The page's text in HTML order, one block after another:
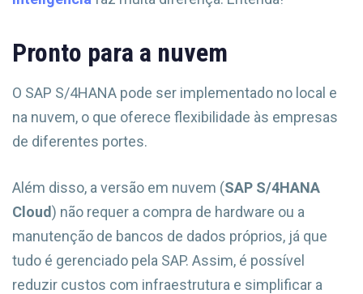
Pronto para a nuvem
O SAP S/4HANA pode ser implementado no local e
na nuvem, o que oferece flexibilidade às empresas
de diferentes portes.
Além disso, a versão em nuvem (SAP S/4HANA
Cloud) não requer a compra de hardware ou a
manutenção de bancos de dados próprios, já que
tudo é gerenciado pela SAP. Assim, é possível
reduzir custos com infraestrutura e simplificar a